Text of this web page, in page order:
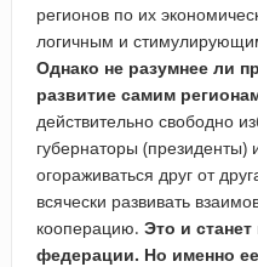
регионов по их
логичным и
Однако не разумнее ли
развитие самим
действительно свободно
губернаторы (президенты)
огораживаться друг от
всячески развивать
кооперацию. Это и
федерации. Но именно